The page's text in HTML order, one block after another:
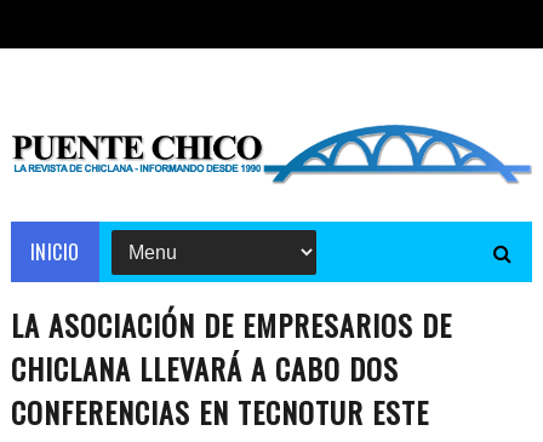
INICIO
LA ASOCIACIÓN DE EMPRESARIOS DE
CHICLANA LLEVARÁ A CABO DOS
CONFERENCIAS EN TECNOTUR ESTE